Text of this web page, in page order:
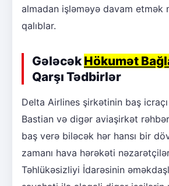
almadan işləməyə davam etmək
qalıblar.
GələcəkHökumət
Qarşı Tədbirlər
Delta Airlines şirkətinin baş
Bastian və digər aviaşirkət
baş verə biləcək hər hansı bir
zamanı hava hərəkəti
Təhlükəsizliyi İdarəsinin